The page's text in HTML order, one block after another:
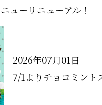
ューリニューアル！
2026年07月01日
7/1よりチョコミント